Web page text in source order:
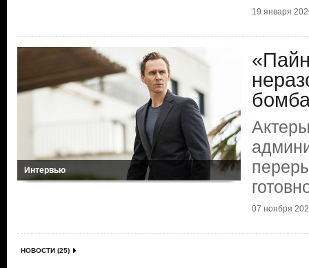
19 января
Интервью
07 ноября
НОВОСТИ (25)